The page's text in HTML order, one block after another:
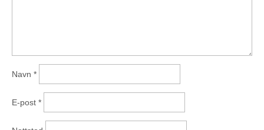
Navn *
E-post *